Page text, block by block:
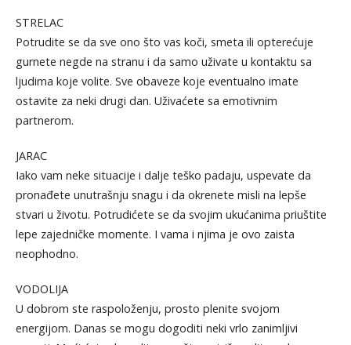
STRELAC
Potrudite se da sve ono što vas koči, smeta ili opterećuje
gurnete negde na stranu i da samo uživate u kontaktu sa
ljudima koje volite. Sve obaveze koje eventualno imate
ostavite za neki drugi dan. Uživaćete sa emotivnim
partnerom.
JARAC
Iako vam neke situacije i dalje teško padaju, uspevate da
pronađete unutrašnju snagu i da okrenete misli na lepše
stvari u životu. Potrudićete se da svojim ukućanima priuštite
lepe zajedničke momente. I vama i njima je ovo zaista
neophodno.
VODOLIJA
U dobrom ste raspoloženju, prosto plenite svojom
energijom. Danas se mogu dogoditi neki vrlo zanimljivi